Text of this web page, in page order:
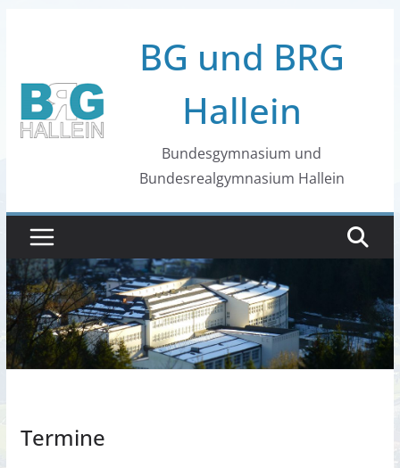
BG und BRG
Hallein
Bundesgymnasium und
Bundesrealgymnasium Hallein
Termine